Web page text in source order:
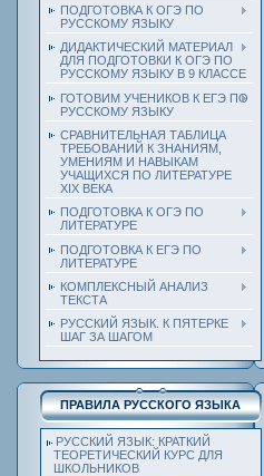
ПОДГОТОВКА К ОГЭ ПО
РУССКОМУ ЯЗЫКУ
ДИДАКТИЧЕСКИЙ МАТЕРИАЛ
ДЛЯ ПОДГОТОВКИ К ОГЭ ПО
РУССКОМУ ЯЗЫКУ В 9 КЛАССЕ
ГОТОВИМ УЧЕНИКОВ К ЕГЭ ПО
РУССКОМУ ЯЗЫКУ
СРАВНИТЕЛЬНАЯ ТАБЛИЦА
ТРЕБОВАНИЙ К ЗНАНИЯМ,
УМЕНИЯМ И НАВЫКАМ
УЧАЩИХСЯ ПО ЛИТЕРАТУРЕ
ХIХ ВЕКА
ПОДГОТОВКА К ОГЭ ПО
ЛИТЕРАТУРЕ
ПОДГОТОВКА К ЕГЭ ПО
ЛИТЕРАТУРЕ
КОМПЛЕКСНЫЙ АНАЛИЗ
ТЕКСТА
РУССКИЙ ЯЗЫК. К ПЯТЕРКЕ
ШАГ ЗА ШАГОМ
ПРАВИЛА РУССКОГО ЯЗЫКА
РУССКИЙ ЯЗЫК: КРАТКИЙ
ТЕОРЕТИЧЕСКИЙ КУРС ДЛЯ
ШКОЛЬНИКОВ